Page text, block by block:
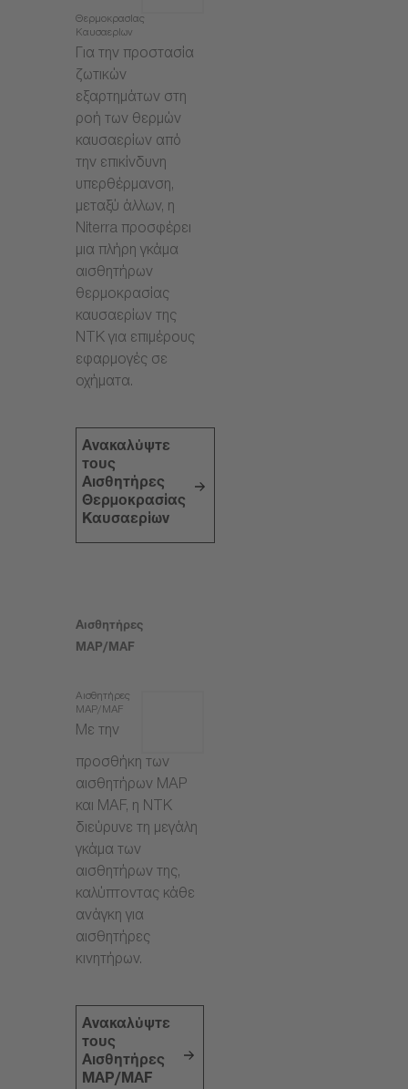
Θερμοκρασίας
Καυσαερίων
Για την προστασία
ζωτικών
εξαρτημάτων στη
ροή των θερμών
καυσαερίων από
την επικίνδυνη
υπερθέρμανση,
μεταξύ άλλων, η
Niterra προσφέρει
μια πλήρη γκάμα
αισθητήρων
θερμοκρασίας
καυσαερίων της
NTK για επιμέρους
εφαρμογές σε
οχήματα.
Ανακαλύψτε
τους
Αισθητήρες
Θερμοκρασίας
Καυσαερίων
Αισθητήρες
MAP/MAF
Αισθητήρες
MAP/MAF
Με την
προσθήκη των
αισθητήρων MAP
και MAF, η NTK
διεύρυνε τη μεγάλη
γκάμα των
αισθητήρων της,
καλύπτοντας κάθε
ανάγκη για
αισθητήρες
κινητήρων.
Ανακαλύψτε
τους
Αισθητήρες
MAP/MAF